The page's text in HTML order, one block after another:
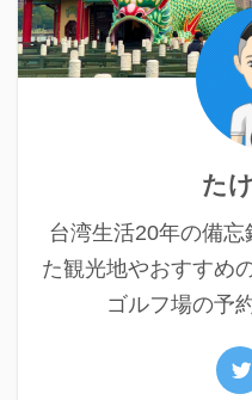
た
台湾生活20年の備
た観光地やおすすめ
ゴルフ場の予